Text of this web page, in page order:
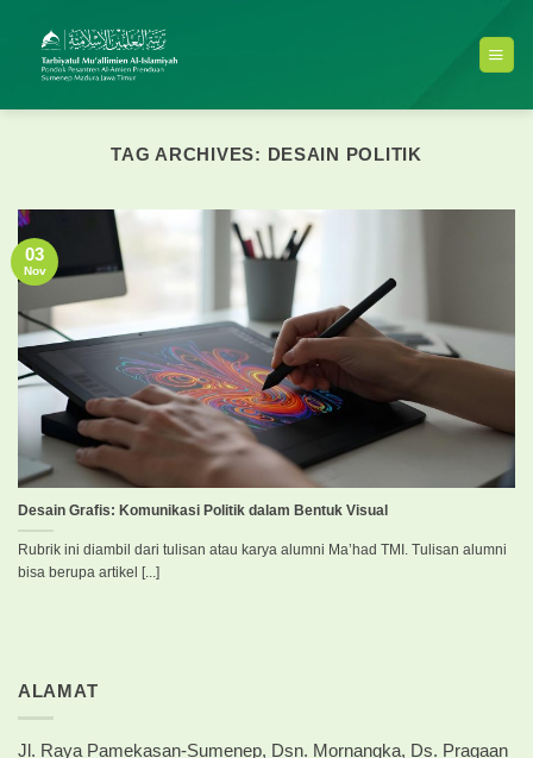
content
TAG ARCHIVES: DESAIN POLITIK
Desain Grafis: Komunikasi Politik dalam Bentuk Visual
Rubrik ini diambil dari tulisan atau karya alumni Ma’had TMI. Tulisan alumni
bisa berupa artikel [...]
03
Nov
ALAMAT
Jl. Raya Pamekasan-Sumenep, Dsn. Mornangka, Ds. Pragaan